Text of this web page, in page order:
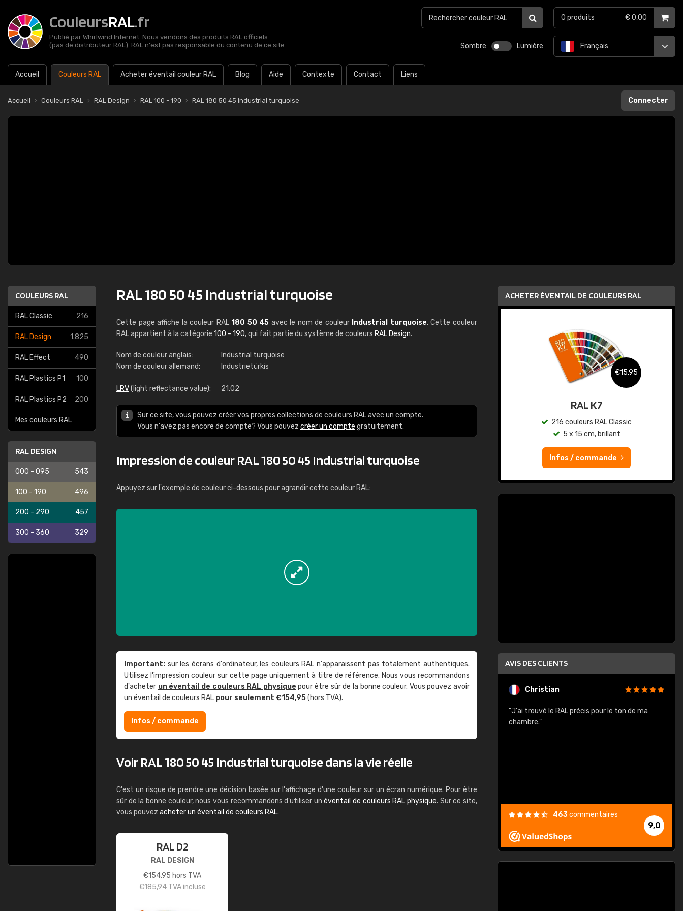
CouleursRAL.fr
Publié par Whirlwind Internet. Nous vendons des produits RAL officiels
(pas de distributeur RAL). RAL n'est pas responsable du contenu de ce site.
Sombre Lumière
Accueil Couleurs RAL Acheter éventail couleur RAL Blog Aide Contexte Contact Liens
Français
0 produits € 0,00
Accueil Couleurs RAL RAL Design RAL 100 - 190 RAL 180 50 45 Industrial turquoise Connecter
COULEURS RAL
RAL Classic 216
RAL Design 1.825
RAL Effect 490
RAL Plastics P1 100
RAL Plastics P2 200
Mes couleurs RAL
RAL DESIGN
000 - 095 543
100 - 190 496
200 - 290 457
300 - 360 329
RAL 180 50 45 Industrial turquoise
Cette page affiche la couleur RAL180 50 45 avec le nom de couleur Industrial turquoise. Cette couleur
RAL appartient à la catégorie 100 - 190, qui fait partie du système de couleurs RAL Design.
Nom de couleur anglais:
Industrial turquoise
Nom de couleur allemand:
Industrietürkis
LRV(light reflectance value): 21,02
Sur ce site, vous pouvez créer vos propres collections de couleurs RAL avec un compte.
Vous n'avez pas encore de compte? Vous pouvez créer un compte gratuitement.
Impression de couleur RAL 180 50 45 Industrial turquoise
Appuyez sur l'exemple de couleur ci-dessous pour agrandir cette couleur RAL:
Important: sur les écrans d'ordinateur, les couleurs RAL n'apparaissent pas totalement authentiques.
Utilisez l'impression couleur sur cette page uniquement à titre de référence. Nous vous recommandons
d'acheter un éventail de couleurs RAL physique pour être sûr de la bonne couleur. Vous pouvez avoir
un éventail de couleurs RAL pour seulement €154,95(hors TVA).
Infos / commande
Voir RAL 180 50 45 Industrial turquoise dans la vie réelle
C'est un risque de prendre une décision basée sur l'affichage d'une couleur sur un écran numérique. Pour être
sûr de la bonne couleur, nous vous recommandons d'utiliser unéventail de couleurs RAL physique. Sur ce site,
vous pouvez acheter un éventail de couleurs RAL.
RAL D2
RAL DESIGN
€154,95 hors TVA
€185,94TVA incluse
ACHETER ÉVENTAIL DE COULEURS RAL
RAL K7 à base d'eau
216 couleurs RAL Classic
Infos / commande
€15,95
RAL K7
216 couleurs RAL Classic
5 x 15 cm, brillant
Infos / commande
AVIS DES CLIENTS
Guillaume Euvrard Christian
"J'ai trouvé le RAL précis pour le ton de ma
chambre."
9,0
463commentaires